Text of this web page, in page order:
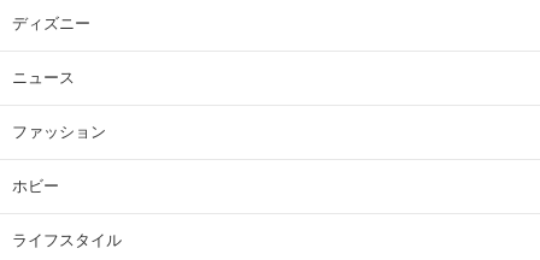
ディズニー
ニュース
ファッション
ホビー
ライフスタイル